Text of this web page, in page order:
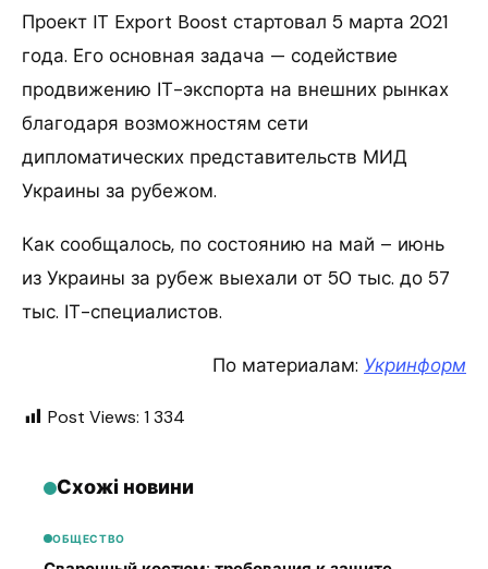
Проект IT Export Boost стартовал 5 марта 2021
года. Его основная задача — содействие
продвижению ІТ-экспорта на внешних рынках
благодаря возможностям сети
дипломатических представительств МИД
Украины за рубежом.
Как сообщалось, по состоянию на май – июнь
из Украины за рубеж выехали от 50 тыс. до 57
тыс. ІТ-специалистов.
По материалам: Укринформ
Post Views: 1 334
Схожі новини
ОБЩЕСТВО